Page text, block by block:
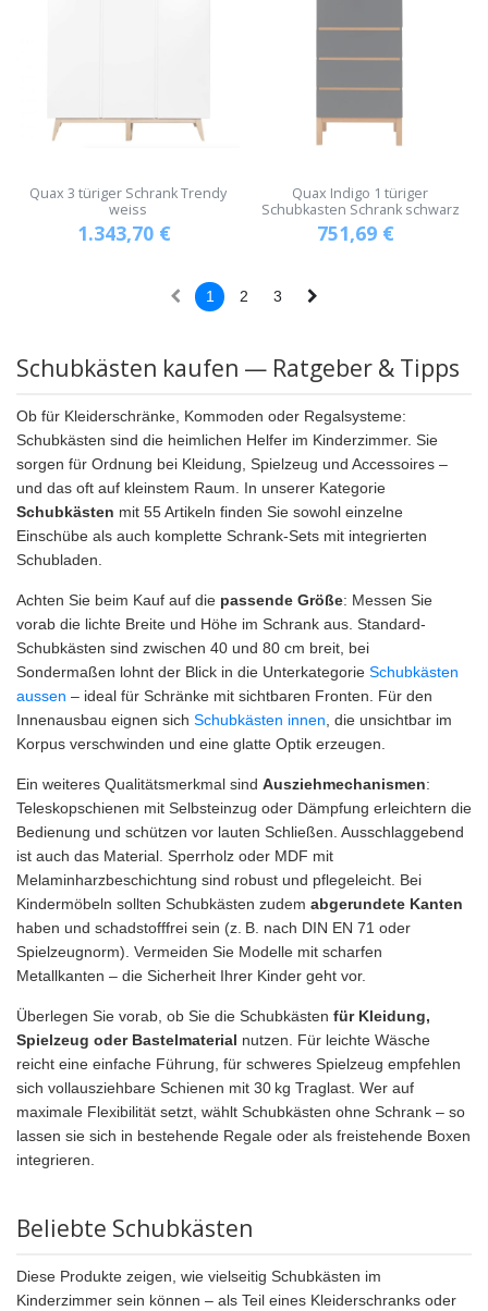
Quax 3 türiger Schrank Trendy
weiss
1.343,70€
Quax Indigo 1 türiger
Schubkasten Schrank schwarz
751,69 €
1 2 3
Schubkästen kaufen — Ratgeber & Tipps
Ob für Kleiderschränke, Kommoden oder Regalsysteme:
Schubkästen sind die heimlichen Helfer im Kinderzimmer. Sie
sorgen für Ordnung bei Kleidung, Spielzeug und Accessoires –
und das oft auf kleinstem Raum. In unserer Kategorie
Schubkästen mit 55 Artikeln finden Sie sowohl einzelne
Einschübe als auch komplette Schrank-Sets mit integrierten
Schubladen.
Achten Sie beim Kauf auf die passende Größe: Messen Sie
vorab die lichte Breite und Höhe im Schrank aus. Standard-
Schubkästen sind zwischen 40 und 80 cm breit, bei
Sondermaßen lohnt der Blick in die Unterkategorie Schubkästen
aussen – ideal für Schränke mit sichtbaren Fronten. Für den
Innenausbau eignen sich Schubkästen innen, die unsichtbar im
Korpus verschwinden und eine glatte Optik erzeugen.
Ein weiteres Qualitätsmerkmal sind Ausziehmechanismen:
Teleskopschienen mit Selbsteinzug oder Dämpfung erleichtern die
Bedienung und schützen vor lauten Schließen. Ausschlaggebend
ist auch das Material. Sperrholz oder MDF mit
Melaminharzbeschichtung sind robust und pflegeleicht. Bei
Kindermöbeln sollten Schubkästen zudem abgerundete Kanten
haben und schadstofffrei sein (z. B. nach DIN EN 71 oder
Spielzeugnorm). Vermeiden Sie Modelle mit scharfen
Metallkanten – die Sicherheit Ihrer Kinder geht vor.
Überlegen Sie vorab, ob Sie die Schubkästen für Kleidung,
Spielzeug oder Bastelmaterial nutzen. Für leichte Wäsche
reicht eine einfache Führung, für schweres Spielzeug empfehlen
sich vollausziehbare Schienen mit 30 kg Traglast. Wer auf
maximale Flexibilität setzt, wählt Schubkästen ohne Schrank – so
lassen sie sich in bestehende Regale oder als freistehende Boxen
integrieren.
Beliebte Schubkästen
Diese Produkte zeigen, wie vielseitig Schubkästen im
Kinderzimmer sein können – als Teil eines Kleiderschranks oder